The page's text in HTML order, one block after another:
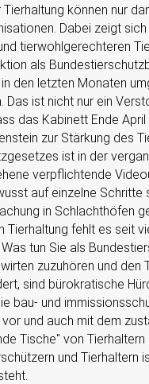
können nur
Dabei zeigt
tierwohlgerechteren
als
den letzten Monaten
Das ist nicht nur ein
das Kabinett Ende
zur Stärkung des
ist in der
verpflichtende
auf einzelne
in Schlachthöfen
Tierhaltung fehlt es seit
tun Sie als
zuzuhören und
sind bürokratische
bau- und
und auch mit dem
Tische von
und